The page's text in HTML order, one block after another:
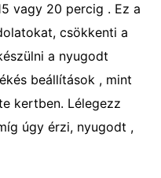
vagy 20 percig . Ez a
csökkenti a
a nyugodt
beállítások , mint
kertben. Lélegezz
úgy érzi, nyugodt ,